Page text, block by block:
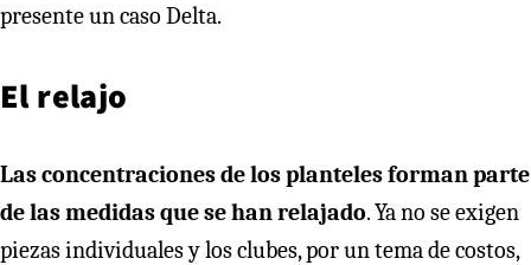
presente un caso Delta.
El relajo
Las concentraciones de los planteles forman parte
de las medidas que se han relajado. Ya no se exigen
piezas individuales y los clubes, por un tema de costos,